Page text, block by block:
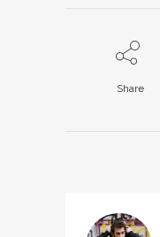
Share